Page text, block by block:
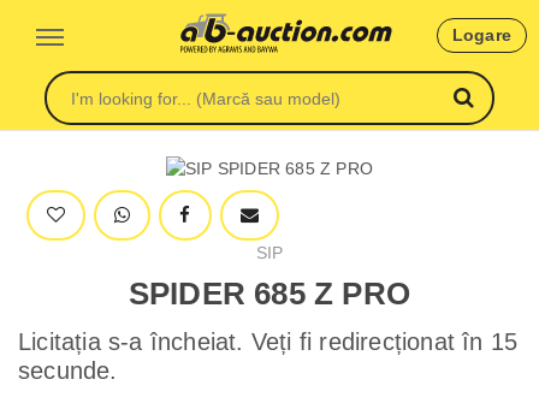
Logare
SIP
SPIDER 685 Z PRO
Licitația s-a încheiat. Veți fi redirecționat în 15
secunde.